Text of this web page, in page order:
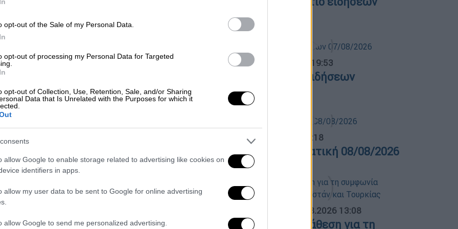
opt-out of the Sale of my Personal Data.
opt-out of processing my Personal Data for Targeted
opt-out of Collection, Use, Retention, Sale, and/or Sharing
Data that Is Unrelated with the Purposes for which it
allow Google to enable storage related to advertising like cookies on
identifiers in apps.
allow my user data to be sent to Google for online advertising
allow Google to send me personalized advertising.
Αρκούδα με την καλύτερη θέα
στον κόσμο αγναντεύει: Το βίντεο
Πού έφτασε για να... αράξει με την
Κόσμος| 08.05.2026 19:55
«Θεέ μου»: Η συγκλονιστική
αντίδραση οδηγού βουνού όταν
του ηφαιστείου στην Ινδονησία
08/08/2026
Κεντρικό... 07.08.2026 19:53
Κεντρικό δελτίο ειδήσεων
07/08/2026
Δελτίο... |08.08.2026 16:18
Δελτίο στην νοηματική 08/08/2026
08.08.2026 13:08
Πολιτική αντιπαράθεση για τη